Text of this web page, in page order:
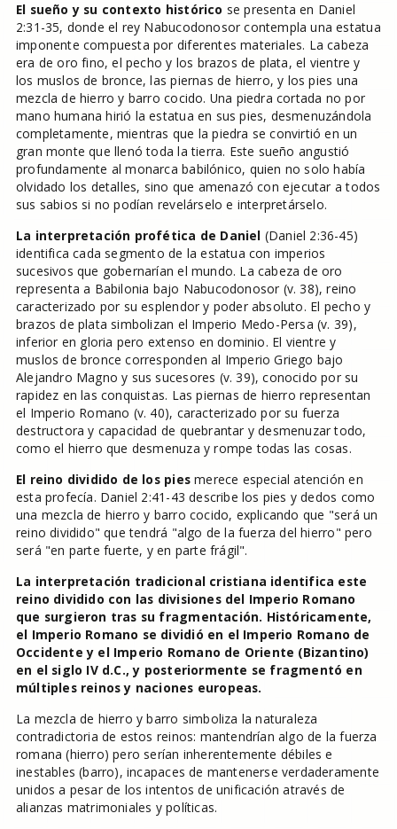
El sueño y su contexto histórico se presenta en Daniel
2:31-35, donde el rey Nabucodonosor contempla una estatua
imponente compuesta por diferentes materiales. La cabeza
era de oro fino, el pecho y los brazos de plata, el vientre y
los muslos de bronce, las piernas de hierro, y los pies una
mezcla de hierro y barro cocido. Una piedra cortada no por
mano humana hirió la estatua en sus pies, desmenuzándola
completamente, mientras que la piedra se convirtió en un
gran monte que llenó toda la tierra. Este sueño angustió
profundamente al monarca babilónico, quien no solo había
olvidado los detalles, sino que amenazó con ejecutar a todos
sus sabios si no podían revelárselo e interpretárselo.
La interpretación profética de Daniel (Daniel 2:36-45)
identifica cada segmento de la estatua con imperios
sucesivos que gobernarían el mundo. La cabeza de oro
representa a Babilonia bajo Nabucodonosor (v. 38), reino
caracterizado por su esplendor y poder absoluto. El pecho y
brazos de plata simbolizan el Imperio Medo-Persa (v. 39),
inferior en gloria pero extenso en dominio. El vientre y
muslos de bronce corresponden al Imperio Griego bajo
Alejandro Magno y sus sucesores (v. 39), conocido por su
rapidez en las conquistas. Las piernas de hierro representan
el Imperio Romano (v. 40), caracterizado por su fuerza
destructora y capacidad de quebrantar y desmenuzar todo,
como el hierro que desmenuza y rompe todas las cosas.
El reino dividido de los piesmerece especial atención en
esta profecía. Daniel 2:41-43 describe los pies y dedos como
una mezcla de hierro y barro cocido, explicando que "será un
reino dividido" que tendrá "algo de la fuerza del hierro" pero
será "en parte fuerte, y en parte frágil".
La interpretación tradicional cristiana identifica este
reino dividido con las divisiones del Imperio Romano
que surgieron tras su fragmentación. Históricamente,
el Imperio Romano se dividió en el Imperio Romano de
Occidente y el Imperio Romano de Oriente (Bizantino)
en el siglo IV d.C., y posteriormente se fragmentó en
múltiples reinos y naciones europeas.
La mezcla de hierro y barro simboliza la naturaleza
contradictoria de estos reinos: mantendrían algo de la fuerza
romana (hierro) pero serían inherentemente débiles e
inestables (barro), incapaces de mantenerse verdaderamente
unidos a pesar de los intentos de unificación através de
alianzas matrimoniales y políticas.